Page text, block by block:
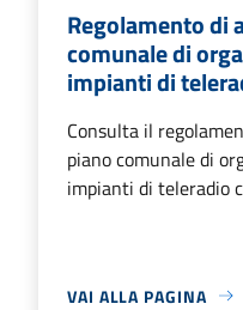
Regolamento di
comunale di
impianti di
Consulta il
piano comunale di
impianti di teleradio
VAI ALLA PAGINA